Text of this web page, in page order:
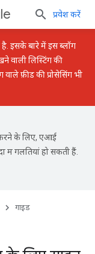
प्रवेश करें
इसके बारे मेंइस ब्लॉग
वाली लिस्टिंग की
वाले फ़ीड की प्रोसेसिंग भी
के लिए, एआई
में गलतियां हो सकती हैं.
गाइड